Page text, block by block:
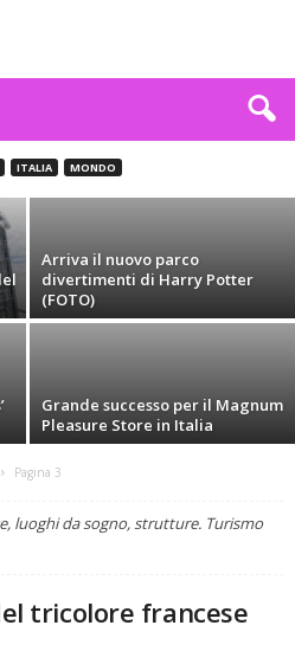
ITALIA MONDO
più grandi e divertenti
Arriva il nuovo parco
divertimenti di Harry Potter
(FOTO)
Grande successo per il Magnum
Pleasure Store in Italia
Pagina 3
luoghi da sogno, strutture. Turismo
tricolore francese